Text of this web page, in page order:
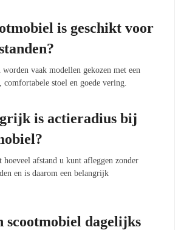
is geschikt voor
vaak modellen gekozen met een
comfortabele stoel en goede vering.
is actieradius bij
hoeveel afstand u kunt afleggen zonder
en is daarom een belangrijk
scootmobiel dagelijks